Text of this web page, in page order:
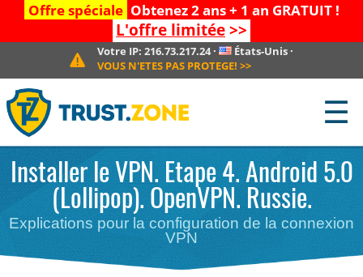
Offre spéciale Obtenez 2 ans + 1 an GRATUIT !
L'offre limitée>>
Votre IP:216.73.217.24· États-Unis·
VOUS N'ETES PAS PROTEGE! >>
☰
Installer le VPN. Etape 4. Android 5.0
(Lollipop). OpenVPN. Russie.
Explications pour la configuration de la connexion
VPN